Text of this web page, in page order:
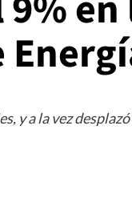
y a la vez